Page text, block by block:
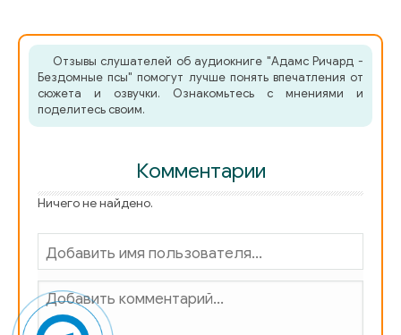
Отзывы слушателей об аудиокниге "Адамс Ричард -
Бездомные псы" помогут лучше понять впечатления от
сюжета и озвучки. Ознакомьтесь с мнениями и
поделитесь своим.
Комментарии
Ничего не найдено.